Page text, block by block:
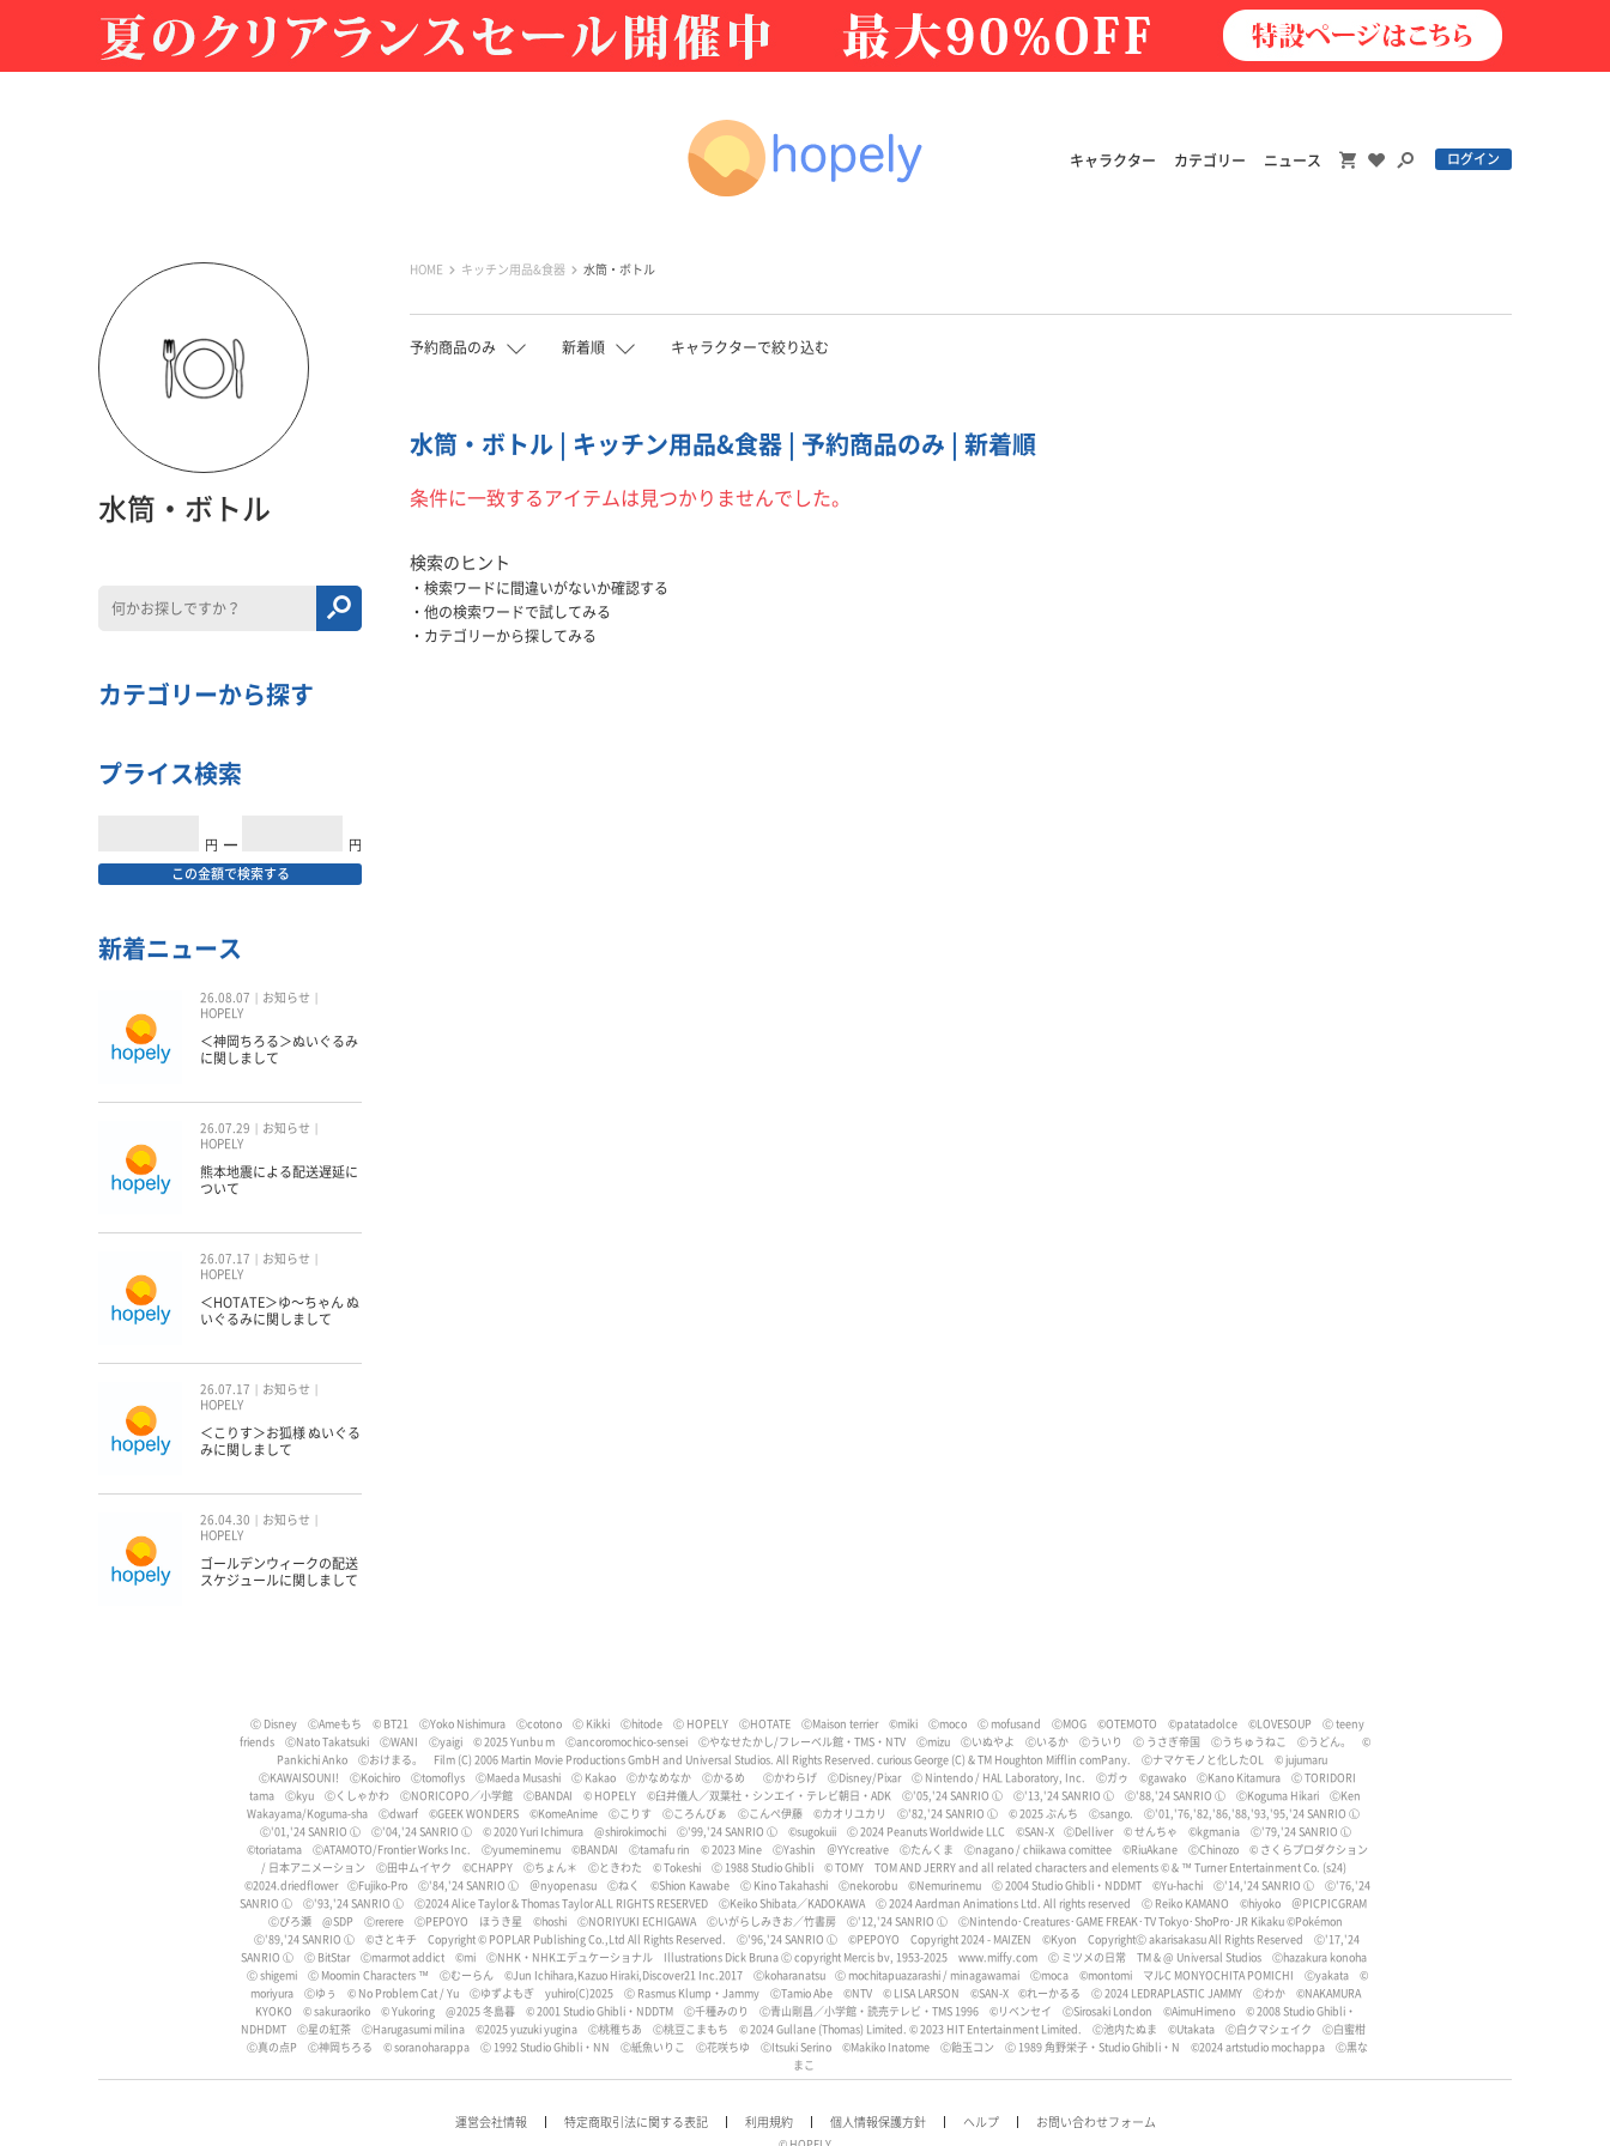
キャラクター カテゴリー ニュース ログイン
HOME キッチン用品&食器 水筒・ボトル
予約商品のみ 新着順 キャラクターで絞り込む
水筒・ボトル | キッチン用品&食器 | 予約商品のみ | 新着順
条件に一致するアイテムは見つかりませんでした。
検索のヒント
検索ワードに間違いがないか確認する
他の検索ワードで試してみる
カテゴリーから探してみる
水筒・ボトル
カテゴリーから探す
プライス検索
円 ━ 円
この金額で検索する
新着ニュース
26.08.07
お知らせ
HOPELY
＜神岡ちろる＞ぬいぐるみ
に関しまして
26.07.29
お知らせ
HOPELY
熊本地震による配送遅延に
ついて
26.07.17
お知らせ
HOPELY
＜HOTATE＞ゆ〜ちゃん ぬ
いぐるみに関しまして
26.07.17
お知らせ
HOPELY
＜こりす＞お狐様 ぬいぐる
みに関しまして
26.04.30
お知らせ
HOPELY
ゴールデンウィークの配送
スケジュールに関しまして
Ⓒ Disney ⒸAmeもち © BT21 ⒸYoko Nishimura Ⓒcotono Ⓒ Kikki Ⓒhitode Ⓒ HOPELY ⒸHOTATE ⒸMaison terrier ©miki Ⓒmoco Ⓒ mofusand ⒸMOG ©OTEMOTO ©patatadolce ©LOVESOUP
Ⓒ teeny
friends
ⒸNato Takatsuki ⒸWANI Ⓒyaigi © 2025 Yunbu m Ⓒancoromochico-sensei Ⓒやなせたかし/フレーベル館・TMS・NTV Ⓒmizu Ⓒいぬやよ Ⓒいるか Ⓒういり Ⓒ うさぎ帝国 Ⓒうちゅうねこ Ⓒうどん。
©
Pankichi Anko
Ⓒおけまる。 Film (C) 2006 Martin Movie Productions GmbH and Universal Studios. All Rights Reserved. curious George (C) & TM Houghton Mifflin comPany. Ⓒナマケモノと化したOL
© jujumaru
ⒸKAWAISOUNI!
ⒸKoichiro Ⓒtomoflys ⒸMaeda Musashi Ⓒ Kakao Ⓒかなめなか Ⓒかるめ Ⓒかわらげ ⒸDisney/Pixar Ⓒ Nintendo / HAL Laboratory, Inc. Ⓒガゥ ©gawako ⒸKano Kitamura
Ⓒ TORIDORI
tama
Ⓒkyu Ⓒくしゃかわ ⒸNORICOPO／小学館 ⒸBANDAI © HOPELY ©臼井儀人／双葉社・シンエイ・テレビ朝日・ADK Ⓒ'05,'24 SANRIO Ⓛ Ⓒ'13,'24 SANRIO Ⓛ Ⓒ'88,'24 SANRIO Ⓛ ⒸKoguma Hikari
ⒸKen
Wakayama/Koguma-sha
Ⓒdwarf ©GEEK WONDERS ©KomeAnime Ⓒこりす Ⓒころんびぁ Ⓒこんぺ伊藤 ©カオリユカリ Ⓒ'82,'24 SANRIO Ⓛ © 2025 ぶんち Ⓒsango.
Ⓒ'01,'76,'82,'86,'88,'93,'95,'24 SANRIO Ⓛ
Ⓒ'01,'24 SANRIO Ⓛ
Ⓒ'04,'24 SANRIO Ⓛ ©︎ 2020 Yuri Ichimura @shirokimochi Ⓒ'99,'24 SANRIO Ⓛ ©sugokuii Ⓒ 2024 Peanuts Worldwide LLC ©SAN-X ⒸDelliver © せんちゃ ©kgmania
Ⓒ'79,'24 SANRIO Ⓛ
©toriatama
ⒸATAMOTO/Frontier Works Inc. Ⓒyumeminemu ©BANDAI Ⓒtamafu rin ©︎ 2023 Mine ⒸYashin ＠YYcreative Ⓒたんくま Ⓒnagano / chiikawa comittee ©RiuAkane ⒸChinozo
© さくらプロダクション
/ 日本アニメーション
Ⓒ田中ムイヤク ©️CHAPPY Ⓒちょん＊ Ⓒときわた © Tokeshi Ⓒ 1988 Studio Ghibli © TOMY
TOM AND JERRY and all related characters and elements © & ™ Turner Entertainment Co. (s24)
©️2024.driedflower
ⒸFujiko-Pro Ⓒ'84,'24 SANRIO Ⓛ ＠nyopenasu Ⓒねく ©️Shion Kawabe Ⓒ Kino Takahashi Ⓒnekorobu ©Nemurinemu Ⓒ 2004 Studio Ghibli・NDDMT ©︎Yu-hachi Ⓒ'14,'24 SANRIO Ⓛ
Ⓒ'76,'24
SANRIO Ⓛ
Ⓒ'93,'24 SANRIO Ⓛ Ⓒ2024 Alice Taylor & Thomas Taylor ALL RIGHTS RESERVED ⒸKeiko Shibata／KADOKAWA Ⓒ 2024 Aardman Animations Ltd. All rights reserved Ⓒ Reiko KAMANO ©︎hiyoko
＠PICPICGRAM
Ⓒぴろ瀬
@SDP Ⓒrerere ⒸPEPOYO ほうき星 ©hoshi ⒸNORIYUKI ECHIGAWA Ⓒいがらしみきお／竹書房 Ⓒ'12,'24 SANRIO Ⓛ
ⒸNintendo･Creatures･GAME FREAK･TV Tokyo･ShoPro･JR Kikaku ©Pokémon
Ⓒ'89,'24 SANRIO Ⓛ
©さとキチ Copyright © POPLAR Publishing Co.,Ltd All Rights Reserved. Ⓒ'96,'24 SANRIO Ⓛ ©︎PEPOYO Copyright 2024 - MAIZEN ©Kyon CopyrightⒸ akarisakasu All Rights Reserved
Ⓒ'17,'24
SANRIO Ⓛ
Ⓒ BitStar Ⓒmarmot addict ©️mi ⒸNHK・NHKエデュケーショナル Illustrations Dick Bruna Ⓒ copyright Mercis bv, 1953-2025 www.miffy.com Ⓒ ミツメの日常 TM & @ Universal Studios
Ⓒhazakura konoha
Ⓒ shigemi
Ⓒ Moomin Characters ™ Ⓒむーらん ©Jun Ichihara,Kazuo Hiraki,Discover21 Inc.2017 Ⓒkoharanatsu Ⓒ mochitapuazarashi / minagawamai Ⓒmoca ©︎montomi マルC MONYOCHITA POMICHI Ⓒyakata
©︎
moriyura
Ⓒゆぅ © No Problem Cat / Yu Ⓒゆずよもぎ yuhiro(C)2025 Ⓒ Rasmus Klump・Jammy ⒸTamio Abe ©︎NTV © LISA LARSON ©SAN-X ©︎れーかるる Ⓒ 2024 LEDRAPLASTIC JAMMY Ⓒわか
©NAKAMURA
KYOKO
© sakuraoriko © Yukoring @2025 冬島暮 © 2001 Studio Ghibli・NDDTM Ⓒ千種みのり Ⓒ青山剛昌／小学館・読売テレビ・TMS 1996 ©リベンセイ ⒸSirosaki London ©AimuHimeno
© 2008 Studio Ghibli・
NDHDMT
Ⓒ星の紅茶 ⒸHarugasumi milina ©2025 yuzuki yugina Ⓒ桃稚ちあ Ⓒ桃豆こまもち © 2024 Gullane (Thomas) Limited. © 2023 HIT Entertainment Limited. Ⓒ池内たぬま ©Utakata Ⓒ白クマシェイク
Ⓒ白蜜柑
Ⓒ真の点P
Ⓒ神岡ちろる © soranoharappa Ⓒ 1992 Studio Ghibli・NN Ⓒ紙魚いりこ Ⓒ花咲ちゆ ⒸItsuki Serino ©Makiko Inatome Ⓒ飴玉コン Ⓒ 1989 角野栄子・Studio Ghibli・N ©︎2024 artstudio mochappa
Ⓒ黒な
まこ
運営会社情報 特定商取引法に関する表記 利用規約 個人情報保護方針 ヘルプ お問い合わせフォーム